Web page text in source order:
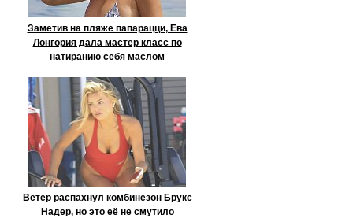
Заметив на пляже папарацци, Ева
Лонгория дала мастер класс по
натиранию себя маслом
Ветер распахнул комбинезон Брукс
Надер, но это её не смутило